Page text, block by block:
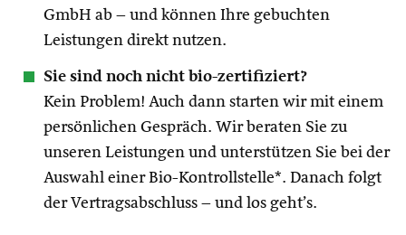
GmbH ab – und können Ihre gebuchten
Leistungen direkt nutzen.
Sie sind noch nicht bio-zertifiziert?
Kein Problem! Auch dann starten wir mit einem
persönlichen Gespräch. Wir beraten Sie zu
unseren Leistungen und unterstützen Sie bei der
Auswahl einer Bio-Kontrollstelle*. Danach folgt
der Vertragsabschluss – und los geht’s.